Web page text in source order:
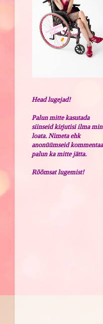
Head lugejad!
Palun mitte kasutada
siinseid kirjutisi ilma
loata. Nimeta ehk
anonüümseid
palun ka mitte jätta.
Rõõmsat lugemist!